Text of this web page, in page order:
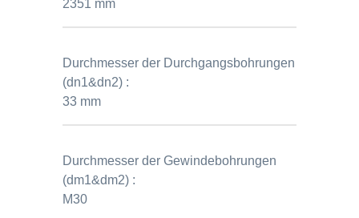
2351 mm
Durchmesser der Durchgangsbohrungen
(dn1&dn2) :
33 mm
Durchmesser der Gewindebohrungen
(dm1&dm2) :
M30